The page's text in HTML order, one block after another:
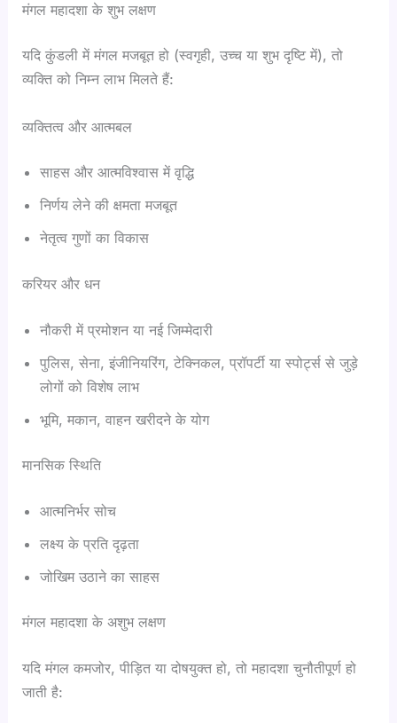
मंगल महादशा के शुभ लक्षण
यदि कुंडली में मंगल मजबूत हो (स्वगृही, उच्च या शुभ दृष्टि में), तो
व्यक्ति को निम्न लाभ मिलते हैं:
व्यक्तित्व और आत्मबल
साहस और आत्मविश्वास में वृद्धि
निर्णय लेने की क्षमता मजबूत
नेतृत्व गुणों का विकास
करियर और धन
नौकरी में प्रमोशन या नई जिम्मेदारी
पुलिस, सेना, इंजीनियरिंग, टेक्निकल, प्रॉपर्टी या स्पोर्ट्स से जुड़े
लोगों को विशेष लाभ
भूमि, मकान, वाहन खरीदने के योग
मानसिक स्थिति
आत्मनिर्भर सोच
लक्ष्य के प्रति दृढ़ता
जोखिम उठाने का साहस
मंगल महादशा के अशुभ लक्षण
यदि मंगल कमजोर, पीड़ित या दोषयुक्त हो, तो महादशा चुनौतीपूर्ण हो
जाती है: